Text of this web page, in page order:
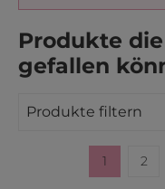
Produkte
gefallen
Produkte filtern
Seite
1 Seite
2